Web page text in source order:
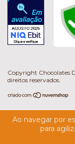
Ao navegar por
para
Copyright Chocolates
direitos reservados.